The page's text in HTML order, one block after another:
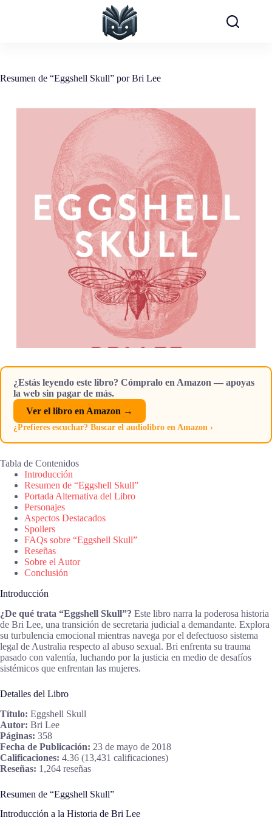
Resumen de “Eggshell Skull” por Bri Lee
¿Estás leyendo este libro? Cómpralo en Amazon — apoyas
la web sin pagar de más.
Ver el libro en Amazon →
¿Prefieres escuchar? Buscar el audiolibro en Amazon ›
Tabla de Contenidos
Introducción
Resumen de “Eggshell Skull”
Portada Alternativa del Libro
Personajes
Aspectos Destacados
Spoilers
FAQs sobre “Eggshell Skull”
Reseñas
Sobre el Autor
Conclusión
Introducción
¿De qué trata “Eggshell Skull”? Este libro narra la poderosa historia
de Bri Lee, una transición de secretaria judicial a demandante. Explora
su turbulencia emocional mientras navega por el defectuoso sistema
legal de Australia respecto al abuso sexual. Bri enfrenta su trauma
pasado con valentía, luchando por la justicia en medio de desafíos
sistémicos que enfrentan las mujeres.
Detalles del Libro
Título: Eggshell Skull
Autor: Bri Lee
Páginas: 358
Fecha de Publicación: 23 de mayo de 2018
Calificaciones: 4.36 (13,431 calificaciones)
Reseñas: 1,264 reseñas
Resumen de “Eggshell Skull”
Introducción a la Historia de Bri Lee